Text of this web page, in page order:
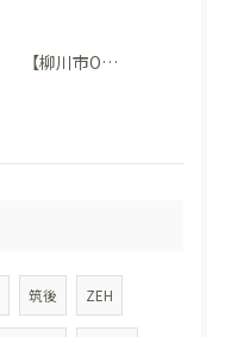
【柳川市O様邸】地鎮祭を執り行いました。いよいよ家づくりがスタートします！
筑後 ZEH